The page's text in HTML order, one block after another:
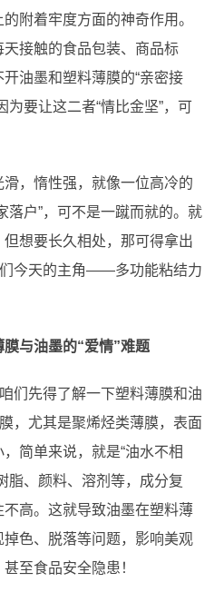
附着牢度方面的神奇作用。
接触的食品包装、商品标
油墨和塑料薄膜的“亲密接
为要让这二者“情比金坚”，可
，惰性强，就像一位高冷的
落户”，可不是一蹴而就的。就
想要长久相处，那可得拿出
们今天的主角——多功能粘结力
与油墨的“爱情”难题
们先得了解一下塑料薄膜和油
，尤其是聚烯烃类薄膜，表面
简单来说，就是“油水不相
脂、颜料、溶剂等，成分复
高。这就导致油墨在塑料薄
色、脱落等问题，影响美观
至食品安全隐患！